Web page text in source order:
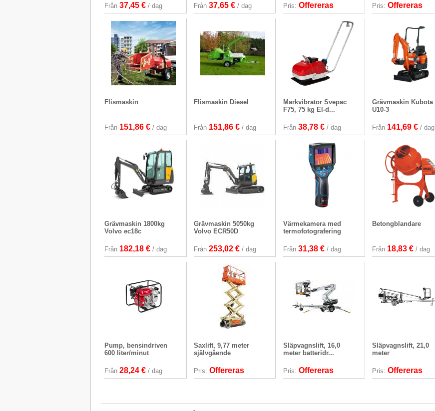
Från37,45 € / dag Från 37,65 €/ dag Pris: Offereras Pris:Offereras
Flismaskin
Från 151,86 € / dag
Flismaskin Diesel
Från 151,86 €/ dag
Markvibrator Svepac
F75, 75 kg El-d...
Från 38,78 €/ dag
Grävmaskin Kubota
U10-3
Från 141,69 € / dag
Grävmaskin 1800kg
Volvo ec18c
Från 182,18 € / dag
Grävmaskin 5050kg
Volvo ECR50D
Från 253,02 €/ dag
Värmekamera med
termofotografering
Från 31,38 €/ dag
Betongblandare
Från 18,83 € / dag
Pump, bensindriven
600 liter/minut
Från28,24 € / dag
Saxlift, 9,77 meter
självgående
Pris: Offereras
Släpvagnslift, 16,0
meter batteridr...
Pris: Offereras
Släpvagnslift, 21,0
meter
Pris:Offereras